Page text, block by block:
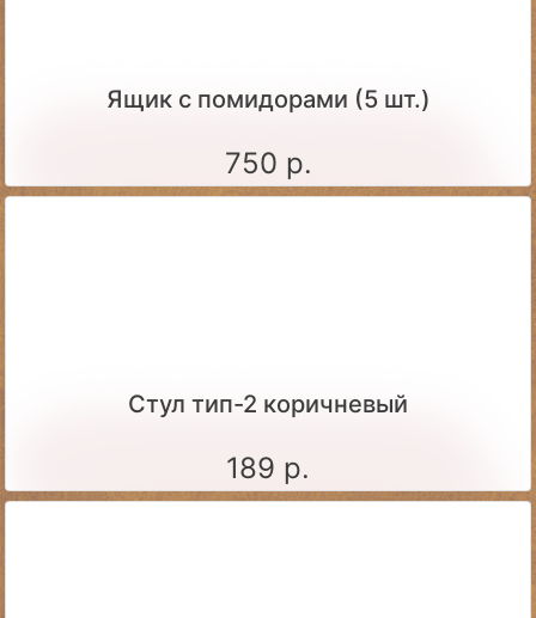
Ящик c помидорами (5 шт.)
750 р.
Стул тип-2 коричневый
189 р.